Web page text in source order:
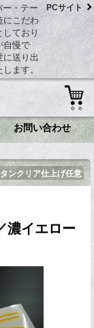
ー・テー
にこだわ
ており
自慢で
送り出
ます。
PCサイト
お問い合わせ
ンクリア仕上げ任意
イエロー